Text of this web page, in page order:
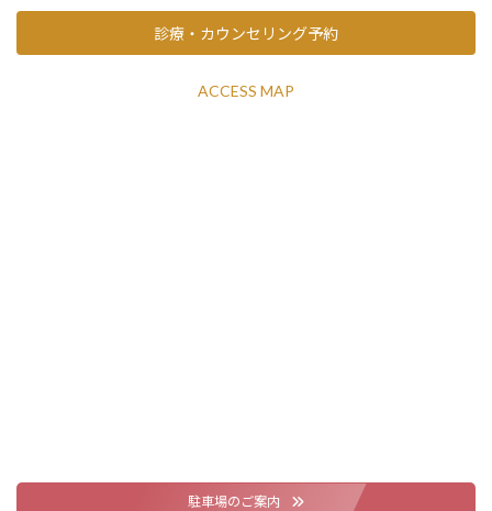
診療・カウンセリング予約
ACCESS MAP
駐車場のご案内